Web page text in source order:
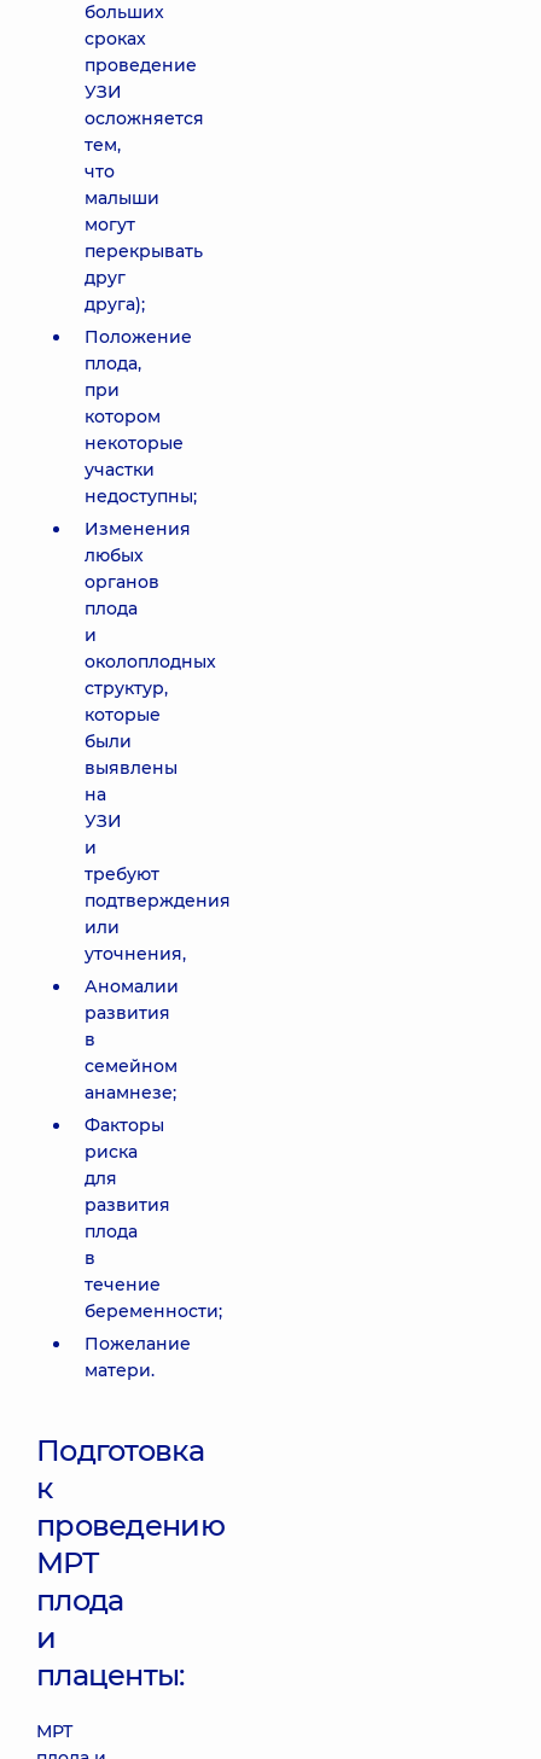
больших
сроках
проведение
УЗИ
осложняется
тем,
что
малыши
могут
перекрывать
друг
друга);
Положение
плода,
при
котором
некоторые
участки
недоступны;
Изменения
любых
органов
плода
и
околоплодных
структур,
которые
были
выявлены
на
УЗИ
и
требуют
подтверждения
или
уточнения,
Аномалии
развития
в
семейном
анамнезе;
Факторы
риска
для
развития
плода
в
течение
беременности;
Пожелание
матери.
Подготовка
к
проведению
МРТ
плода
и
плаценты:
МРТ